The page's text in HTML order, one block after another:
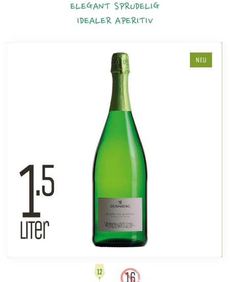
ELEGANT SPRUDELIG
IDEALER APERITIV
NEU